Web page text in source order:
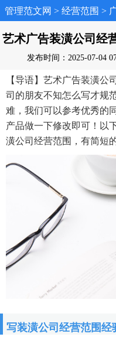
管理范文网 > 经营范围 >
艺术广告装潢公司经
发布时间：2025-07-04
【导语】艺术广告装潢公
司的朋友不知怎么写才规
难，我们可以参考优秀的
产品做一下修改即可！以
潢公司经营范围，有简短
写装潢公司经营范围经